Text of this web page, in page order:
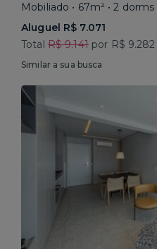
Mobiliado • 67m² • 2 dorms
Aluguel R$ 7.071
Total R$ 9.141por R$ 9.282
Similar a sua busca